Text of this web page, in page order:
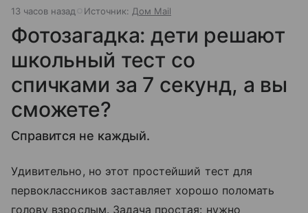
13 часов назад Источник: Дом Mail
Фотозагадка: дети решают
школьный тест со
спичками за 7 секунд, а вы
сможете?
Справится не каждый.
Удивительно, но этот простейший тест для
первоклассников заставляет хорошо поломать
голову взрослым. Задача простая: нужно